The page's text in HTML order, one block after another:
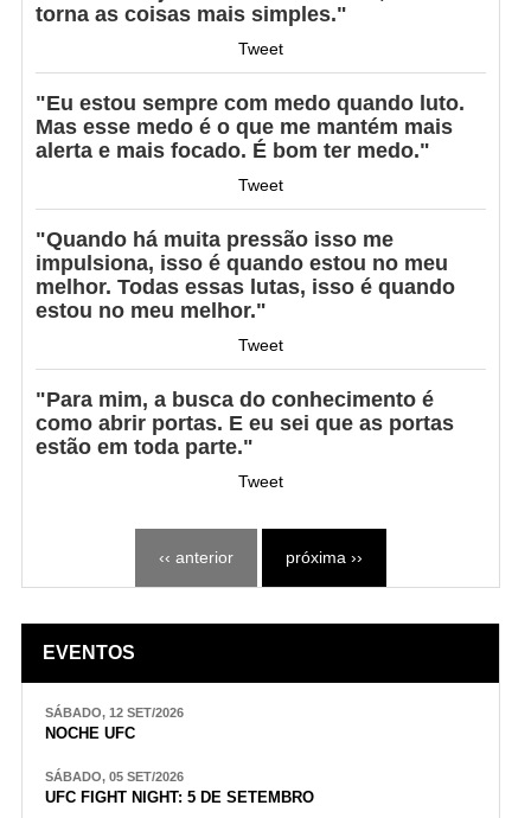
torna as coisas mais simples."
Tweet
"Eu estou sempre com medo quando luto.
Mas esse medo é o que me mantém mais
alerta e mais focado. É bom ter medo."
Tweet
"Quando há muita pressão isso me
impulsiona, isso é quando estou no meu
melhor. Todas essas lutas, isso é quando
estou no meu melhor."
Tweet
"Para mim, a busca do conhecimento é
como abrir portas. E eu sei que as portas
estão em toda parte."
Tweet
‹‹ anterior próxima ››
EVENTOS
SÁBADO, 12 SET/2026
NOCHE UFC
SÁBADO, 05 SET/2026
UFC FIGHT NIGHT: 5 DE SETEMBRO